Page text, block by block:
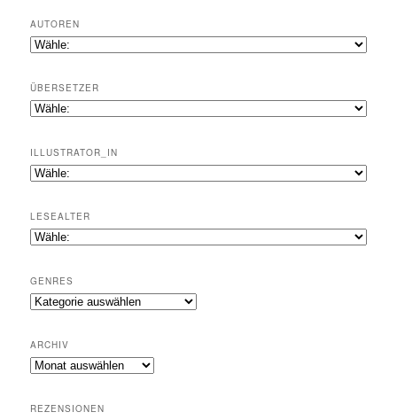
AUTOREN
ÜBERSETZER
ILLUSTRATOR_IN
LESEALTER
GENRES
Genres
ARCHIV
Archiv
REZENSIONEN